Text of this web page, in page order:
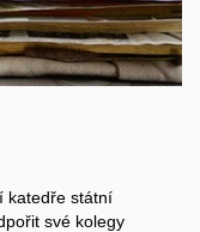
katedře státní
své kolegy